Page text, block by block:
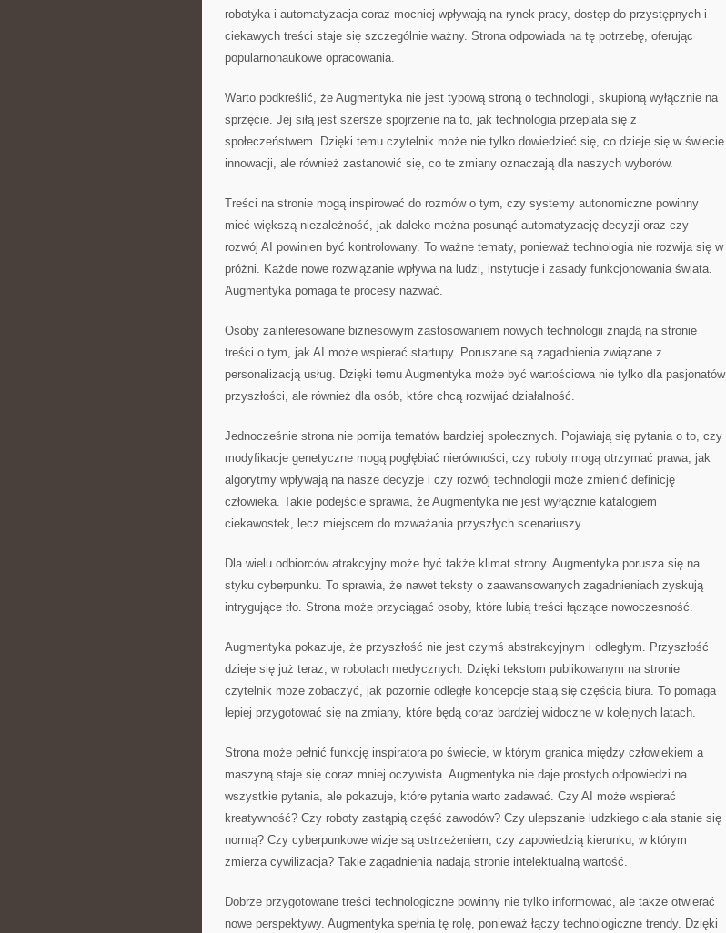
robotyka i automatyzacja coraz mocniej wpływają na rynek pracy, dostęp do przystępnych i
ciekawych treści staje się szczególnie ważny. Strona odpowiada na tę potrzebę, oferując
popularnonaukowe opracowania.
Warto podkreślić, że Augmentyka nie jest typową stroną o technologii, skupioną wyłącznie na
sprzęcie. Jej siłą jest szersze spojrzenie na to, jak technologia przeplata się z
społeczeństwem. Dzięki temu czytelnik może nie tylko dowiedzieć się, co dzieje się w świecie
innowacji, ale również zastanowić się, co te zmiany oznaczają dla naszych wyborów.
Treści na stronie mogą inspirować do rozmów o tym, czy systemy autonomiczne powinny
mieć większą niezależność, jak daleko można posunąć automatyzację decyzji oraz czy
rozwój AI powinien być kontrolowany. To ważne tematy, ponieważ technologia nie rozwija się w
próżni. Każde nowe rozwiązanie wpływa na ludzi, instytucje i zasady funkcjonowania świata.
Augmentyka pomaga te procesy nazwać.
Osoby zainteresowane biznesowym zastosowaniem nowych technologii znajdą na stronie
treści o tym, jak AI może wspierać startupy. Poruszane są zagadnienia związane z
personalizacją usług. Dzięki temu Augmentyka może być wartościowa nie tylko dla pasjonatów
przyszłości, ale również dla osób, które chcą rozwijać działalność.
Jednocześnie strona nie pomija tematów bardziej społecznych. Pojawiają się pytania o to, czy
modyfikacje genetyczne mogą pogłębiać nierówności, czy roboty mogą otrzymać prawa, jak
algorytmy wpływają na nasze decyzje i czy rozwój technologii może zmienić definicję
człowieka. Takie podejście sprawia, że Augmentyka nie jest wyłącznie katalogiem
ciekawostek, lecz miejscem do rozważania przyszłych scenariuszy.
Dla wielu odbiorców atrakcyjny może być także klimat strony. Augmentyka porusza się na
styku cyberpunku. To sprawia, że nawet teksty o zaawansowanych zagadnieniach zyskują
intrygujące tło. Strona może przyciągać osoby, które lubią treści łączące nowoczesność.
Augmentyka pokazuje, że przyszłość nie jest czymś abstrakcyjnym i odległym. Przyszłość
dzieje się już teraz, w robotach medycznych. Dzięki tekstom publikowanym na stronie
czytelnik może zobaczyć, jak pozornie odległe koncepcje stają się częścią biura. To pomaga
lepiej przygotować się na zmiany, które będą coraz bardziej widoczne w kolejnych latach.
Strona może pełnić funkcję inspiratora po świecie, w którym granica między człowiekiem a
maszyną staje się coraz mniej oczywista. Augmentyka nie daje prostych odpowiedzi na
wszystkie pytania, ale pokazuje, które pytania warto zadawać. Czy AI może wspierać
kreatywność? Czy roboty zastąpią część zawodów? Czy ulepszanie ludzkiego ciała stanie się
normą? Czy cyberpunkowe wizje są ostrzeżeniem, czy zapowiedzią kierunku, w którym
zmierza cywilizacja? Takie zagadnienia nadają stronie intelektualną wartość.
Dobrze przygotowane treści technologiczne powinny nie tylko informować, ale także otwierać
nowe perspektywy. Augmentyka spełnia tę rolę, ponieważ łączy technologiczne trendy. Dzięki